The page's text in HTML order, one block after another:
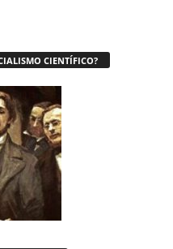
CIENTÍFICO?